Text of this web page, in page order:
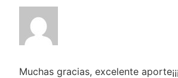
Muchas gracias, excelente